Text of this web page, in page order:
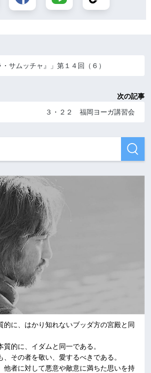
・サムッチャ』」第１４回（６）
次の記事
３・２２ 福岡ヨーガ講習会
的に、はかり知れないブッダ方の宮殿と同
的に、イダムと同一である。
その者を敬い、愛するべきである。
者に対して悪意や敵意に満ちた思いを持